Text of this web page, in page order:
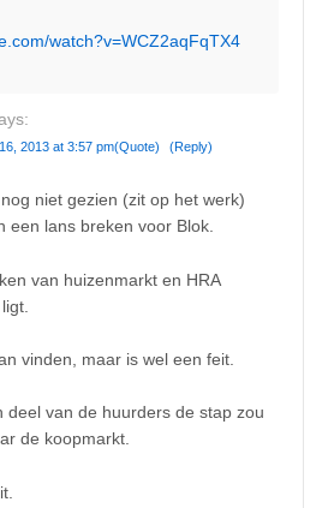
watch?v=WCZ2aqFqTX4
2013 at 3:57 pm(Quote) (Reply)
niet gezien (zit op het werk)
een lans breken voor Blok.
van huizenmarkt en HRA
vinden, maar is wel een feit.
deel van de huurders de stap zou
de koopmarkt.